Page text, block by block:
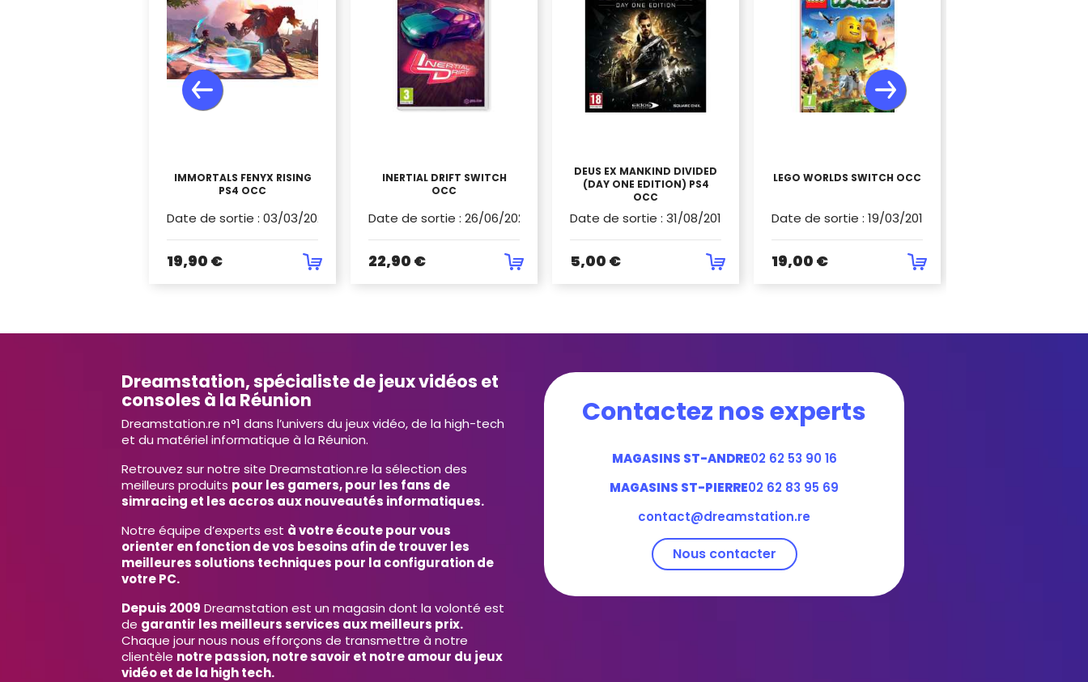
IMMORTALS FENYX RISING
PS4 OCC
Date de sortie : 03/03/2021
19,90 €
INERTIAL DRIFT SWITCH
OCC
Date de sortie : 26/06/2021
22,90 €
DEUS EX MANKIND DIVIDED
(DAY ONE EDITION) PS4
OCC
Date de sortie : 31/08/2016
5,00 €
LEGO WORLDS SWITCH OCC
Date de sortie : 19/03/2018
19,00 €
Dreamstation, spécialiste de jeux vidéos et
consoles à la Réunion
Dreamstation.re n°1 dans l’univers du jeux vidéo, de la high-tech
et du matériel informatique à la Réunion.
Retrouvez sur notre site Dreamstation.re la sélection des
meilleurs produits pour les gamers, pour les fans de
simracing et les accros aux nouveautés informatiques.
Notre équipe d’experts est à votre écoute pour vous
orienter en fonction de vos besoins afin de trouver les
meilleures solutions techniques pour la configuration de
votre PC.
Depuis 2009 Dreamstation est un magasin dont la volonté est
de garantir les meilleurs services aux meilleurs prix.
Chaque jour nous nous efforçons de transmettre à notre
clientèle notre passion, notre savoir et notre amour du jeux
vidéo et de la high tech.
Contactez nos experts
MAGASINS ST-ANDRE02 62 53 90 16
MAGASINS ST-PIERRE02 62 83 95 69
contact@dreamstation.re
Nous contacter